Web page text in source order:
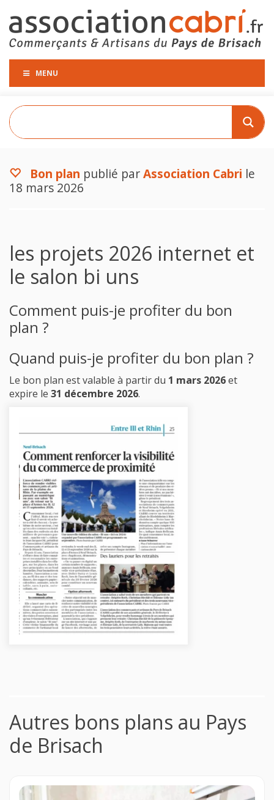
MENU
Bon plan publié parAssociation Cabri le
18 mars 2026
les projets 2026 internet et
le salon bi uns
Comment puis-je profiter du bon
plan ?
Quand puis-je profiter du bon plan ?
Le bon plan est valable à partir du 1 mars 2026et
expire le 31 décembre 2026.
Autres bons plans au Pays
de Brisach